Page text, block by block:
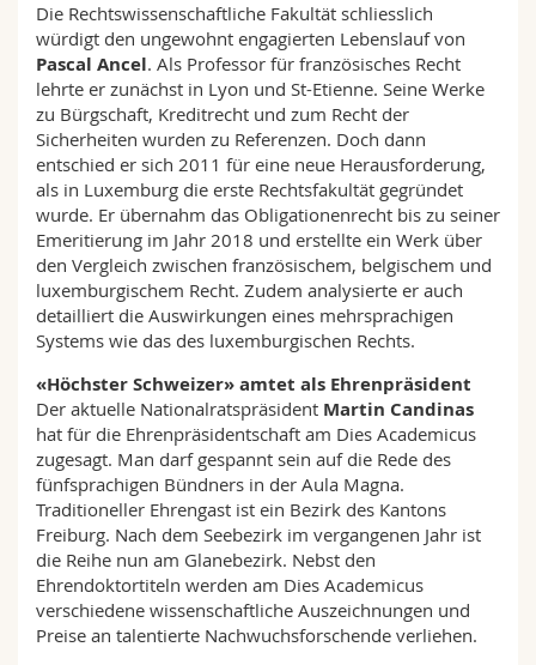
Die Rechtswissenschaftliche Fakultät schliesslich
würdigt den ungewohnt engagierten Lebenslauf von
Pascal Ancel. Als Professor für französisches Recht
lehrte er zunächst in Lyon und St-Etienne. Seine Werke
zu Bürgschaft, Kreditrecht und zum Recht der
Sicherheiten wurden zu Referenzen. Doch dann
entschied er sich 2011 für eine neue Herausforderung,
als in Luxemburg die erste Rechtsfakultät gegründet
wurde. Er übernahm das Obligationenrecht bis zu seiner
Emeritierung im Jahr 2018 und erstellte ein Werk über
den Vergleich zwischen französischem, belgischem und
luxemburgischem Recht. Zudem analysierte er auch
detailliert die Auswirkungen eines mehrsprachigen
Systems wie das des luxemburgischen Rechts.
«Höchster Schweizer» amtet als Ehrenpräsident
Der aktuelle Nationalratspräsident Martin Candinas
hat für die Ehrenpräsidentschaft am Dies Academicus
zugesagt. Man darf gespannt sein auf die Rede des
fünfsprachigen Bündners in der Aula Magna.
Traditioneller Ehrengast ist ein Bezirk des Kantons
Freiburg. Nach dem Seebezirk im vergangenen Jahr ist
die Reihe nun am Glanebezirk. Nebst den
Ehrendoktortiteln werden am Dies Academicus
verschiedene wissenschaftliche Auszeichnungen und
Preise an talentierte Nachwuchsforschende verliehen.